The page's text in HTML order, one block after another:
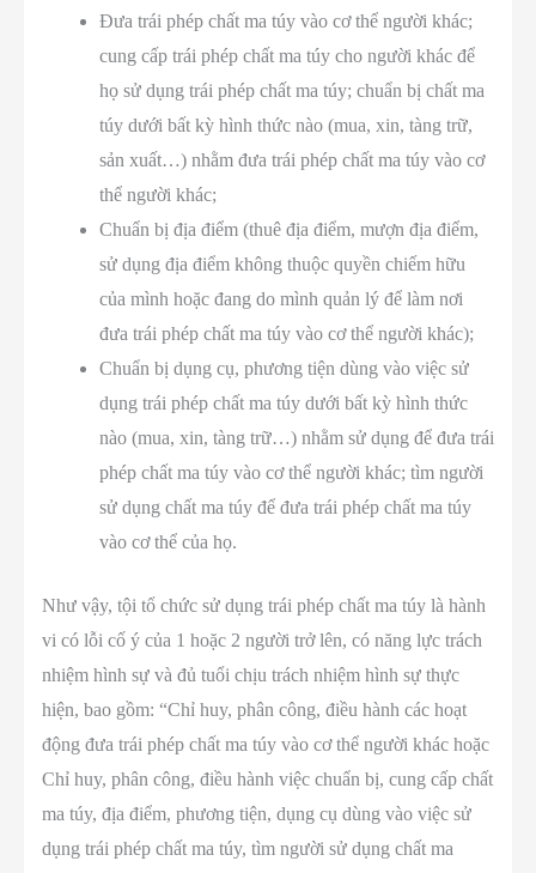
Đưa trái phép chất ma túy vào cơ thể người khác;
cung cấp trái phép chất ma túy cho người khác để
họ sử dụng trái phép chất ma túy; chuẩn bị chất ma
túy dưới bất kỳ hình thức nào (mua, xin, tàng trữ,
sản xuất…) nhằm đưa trái phép chất ma túy vào cơ
thể người khác;
Chuẩn bị địa điểm (thuê địa điểm, mượn địa điểm,
sử dụng địa điểm không thuộc quyền chiếm hữu
của mình hoặc đang do mình quản lý để làm nơi
đưa trái phép chất ma túy vào cơ thể người khác);
Chuẩn bị dụng cụ, phương tiện dùng vào việc sử
dụng trái phép chất ma túy dưới bất kỳ hình thức
nào (mua, xin, tàng trữ…) nhằm sử dụng để đưa trái
phép chất ma túy vào cơ thể người khác; tìm người
sử dụng chất ma túy để đưa trái phép chất ma túy
vào cơ thể của họ.
Như vậy, tội tổ chức sử dụng trái phép chất ma túy là hành
vi có lỗi cố ý của 1 hoặc 2 người trở lên, có năng lực trách
nhiệm hình sự và đủ tuổi chịu trách nhiệm hình sự thực
hiện, bao gồm: “Chỉ huy, phân công, điều hành các hoạt
động đưa trái phép chất ma túy vào cơ thể người khác hoặc
Chỉ huy, phân công, điều hành việc chuẩn bị, cung cấp chất
ma túy, địa điểm, phương tiện, dụng cụ dùng vào việc sử
dụng trái phép chất ma túy, tìm người sử dụng chất ma